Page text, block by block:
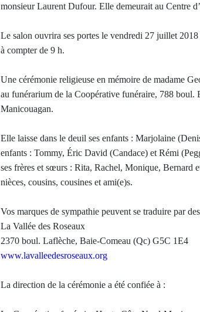
monsieur Laurent Dufour. Elle demeurait au Centre
Le salon ouvrira ses portes le vendredi 27 juillet
à compter de 9 h.
Une cérémonie religieuse en mémoire de madame
au funérarium de la Coopérative funéraire, 788 boul.
Manicouagan.
Elle laisse dans le deuil ses enfants : Marjolaine
enfants : Tommy, Éric David (Candace) et Rémi
ses frères et sœurs : Rita, Rachel, Monique, Bernard
nièces, cousins, cousines et ami(e)s.
Vos marques de sympathie peuvent se traduire par
La Vallée des Roseaux
2370 boul. Laflèche, Baie-Comeau (Qc) G5C 1E4
www.lavalleedesroseaux.org
La direction de la cérémonie a été confiée à :